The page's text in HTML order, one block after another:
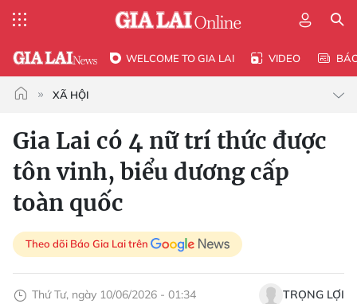
WELCOME TO GIA LAI VIDEO
XÃ HỘI
Gia Lai có 4 nữ trí thức được
tôn vinh, biểu dương cấp
toàn quốc
Theo dõi Báo Gia Lai trên
Thứ Tư, ngày 10/06/2026 - 01:34 TRỌNG LỢI